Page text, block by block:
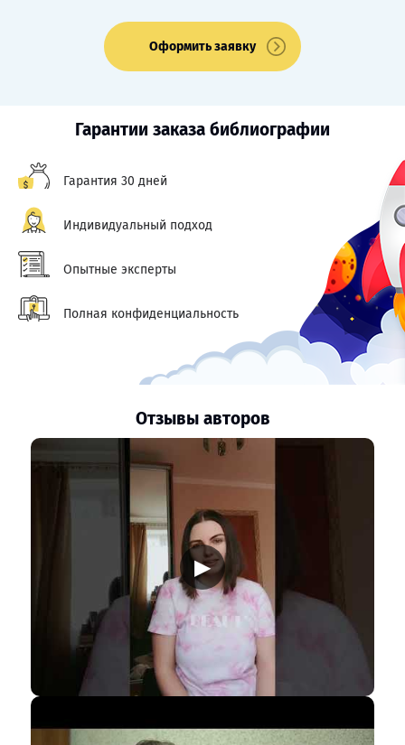
Оформить заявку
Гарантии заказа библиографии
Гарантия 30 дней
Индивидуальный подход
Опытные эксперты
Полная конфиденциальность
Отзывы авторов
▶